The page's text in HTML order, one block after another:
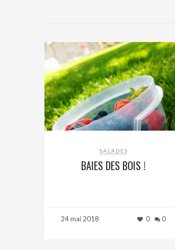
SALADES
BAIES DES BOIS !
24 mai 2018 0 0